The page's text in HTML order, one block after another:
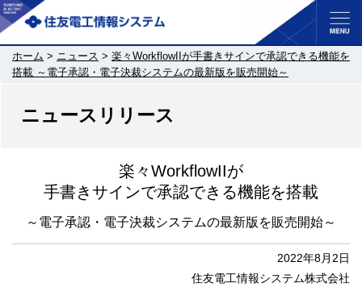
ホーム > ニュース > 楽々WorkflowIIが手書きサインで承認できる機能を
搭載 ～電子承認・電子決裁システムの最新版を販売開始～
ニュースリリース
楽々WorkflowIIが
手書きサインで承認できる機能を搭載
～電子承認・電子決裁システムの最新版を販売開始～
2022年8月2日
住友電工情報システム株式会社